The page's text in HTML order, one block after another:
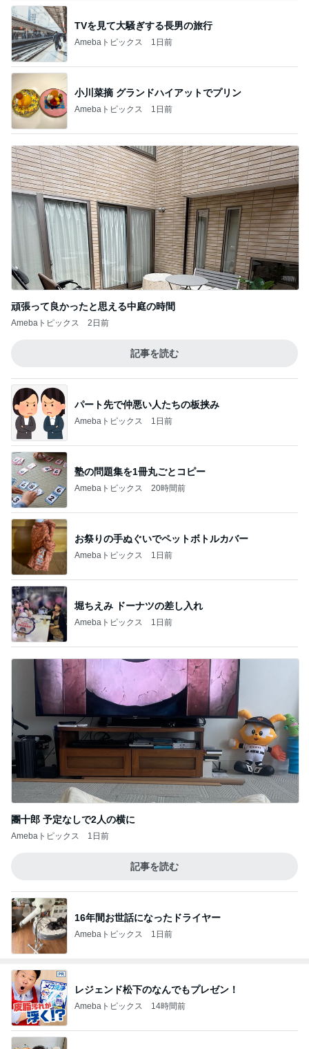
TVを見て大騒ぎする長男の旅行
Amebaトピックス 1日前
小川菜摘 グランドハイアットでプリン
Amebaトピックス 1日前
頑張って良かったと思える中庭の時間
Amebaトピックス 2日前
記事を読む
パート先で仲悪い人たちの板挟み
Amebaトピックス 1日前
塾の問題集を1冊丸ごとコピー
Amebaトピックス 20時間前
お祭りの手ぬぐいでペットボトルカバー
Amebaトピックス 1日前
堀ちえみ ドーナツの差し入れ
Amebaトピックス 1日前
團十郎 予定なしで2人の横に
Amebaトピックス 1日前
記事を読む
16年間お世話になったドライヤー
Amebaトピックス 1日前
レジェンド松下のなんでもプレゼン！
Amebaトピックス 14時間前